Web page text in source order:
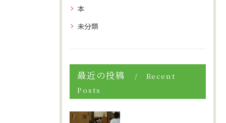
本
未分類
最近の投稿
Recent
Posts